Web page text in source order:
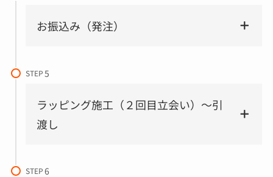
お振込み（発注）
STEP
ラッピング施工（２回目立会い）～引
渡し
STEP